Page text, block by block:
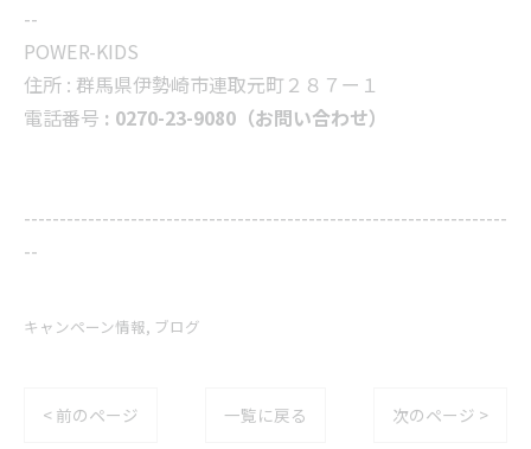
--
POWER-KIDS
住所 : 群馬県伊勢崎市連取元町２８７ー１
電話番号 : 0270-23-9080（お問い合わせ）
--------------------------------------------------------------------
--
キャンペーン情報 ブログ
< 前のページ 一覧に戻る 次のページ >